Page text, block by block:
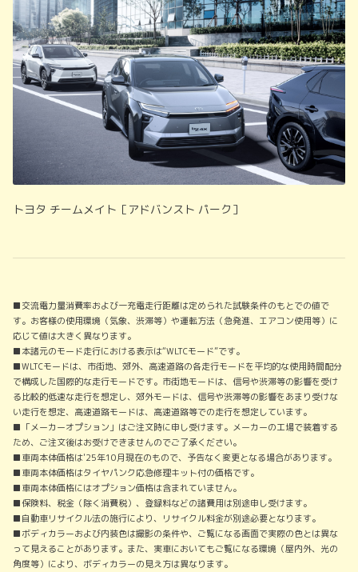
トヨタ チームメイト［アドバンスト パーク］
■交流電力量消費率および一充電走行距離は定められた試験条件のもとでの値で
す。お客様の使用環境（気象、渋滞等）や運転方法（急発進、エアコン使用等）に
応じて値は大きく異なります。
■本諸元のモード走行における表示は“WLTCモード”です。
■WLTCモードは、市街地、郊外、高速道路の各走行モードを平均的な使用時間配分
で構成した国際的な走行モードです。市街地モードは、信号や渋滞等の影響を受け
る比較的低速な走行を想定し、郊外モードは、信号や渋滞等の影響をあまり受けな
い走行を想定、高速道路モードは、高速道路等での走行を想定しています。
■「メーカーオプション」はご注文時に申し受けます。メーカーの工場で装着する
ため、ご注文後はお受けできませんのでご了承ください。
■車両本体価格は'25年10月現在のもので、予告なく変更となる場合があります。
■車両本体価格はタイヤパンク応急修理キット付の価格です。
■車両本体価格にはオプション価格は含まれていません。
■保険料、税金（除く消費税）、登録料などの諸費用は別途申し受けます。
■自動車リサイクル法の施行により、リサイクル料金が別途必要となります。
■ボディカラーおよび内装色は撮影の条件や、ご覧になる画面で実際の色とは異な
って見えることがあります。また、実車においてもご覧になる環境（屋内外、光の
角度等）により、ボディカラーの見え方は異なります。